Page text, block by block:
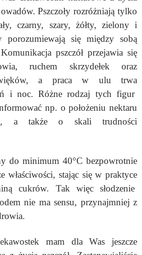
Pszczoły rozróżniają tylko
czarny, szary, żółty, zielony i
porozumiewają się między sobą
pszczół przejawia się
ruchem skrzydełek oraz
a praca w ulu trwa
i noc. Różne rodzaj tych figur
np. o położeniu nektaru
a także o skali trudności
do minimum 40°C bezpowrotnie
właściwości, stając się w praktyce
cukrów. Tak więc słodzenie
nie ma sensu, przynajmniej z
mam dla Was jeszcze